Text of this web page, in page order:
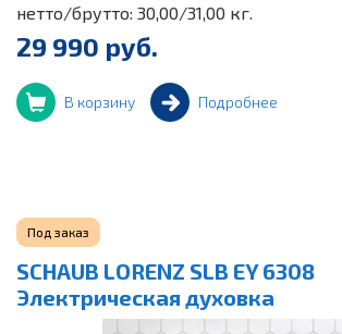
нетто/брутто: 30,00/31,00 кг.
29 990 руб.
В корзину Подробнее
Под заказ
SCHAUB LORENZ SLB EY 6308
Электрическая духовка